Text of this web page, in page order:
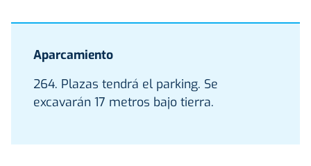
Aparcamiento
264. Plazas tendrá el parking. Se
excavarán 17 metros bajo tierra.